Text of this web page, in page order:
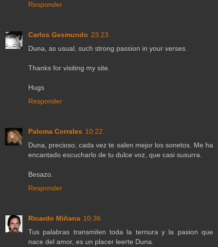
Responder
Carlos Gesmundo 23:23
Duna, as usual, such strong passion in your verses.
Thanks for visiting my site.
Hugs
Responder
Paloma Corrales 10:22
Duna, precioso, cada vez te salen mejor los sonetos. Me ha
encantado escucharlo de tu dulce voz, que casi susurra.
Besazo.
Responder
Ricardo Miñana 10:36
Tus palabras transmiten toda la ternura y la pasion que
nace del amor, es un placer leerte Duna.